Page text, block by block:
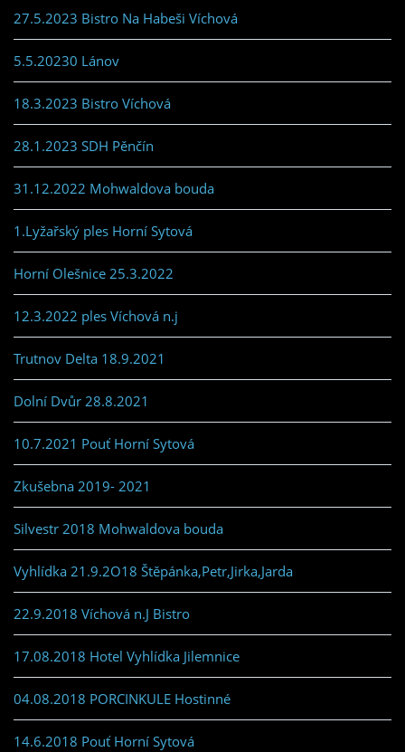
27.5.2023 Bistro Na Habeši Víchová
5.5.20230 Lánov
18.3.2023 Bistro Víchová
28.1.2023 SDH Pěnčín
31.12.2022 Mohwaldova bouda
1.Lyžařský ples Horní Sytová
Horní Olešnice 25.3.2022
12.3.2022 ples Víchová n.j
Trutnov Delta 18.9.2021
Dolní Dvůr 28.8.2021
10.7.2021 Pouť Horní Sytová
Zkušebna 2019- 2021
Silvestr 2018 Mohwaldova bouda
Vyhlídka 21.9.2O18 Štěpánka,Petr,Jirka,Jarda
22.9.2018 Víchová n.J Bistro
17.08.2018 Hotel Vyhlídka Jilemnice
04.08.2018 PORCINKULE Hostinné
14.6.2018 Pouť Horní Sytová